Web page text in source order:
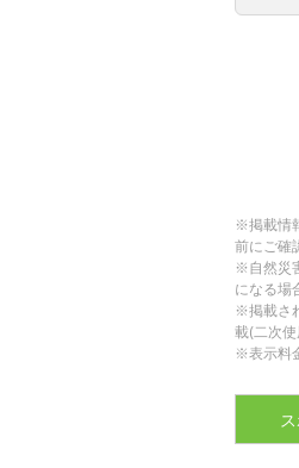
※掲載情
前にご確
※自然災
になる場
※掲載さ
載(二次使
※表示料